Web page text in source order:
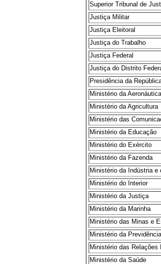
Superior Tribunal de
Justiça Militar
Justiça Eleitoral
Justiça do Trabalho
Justiça Federal
Justiça do Distrito
Presidência da
Ministério da Aeronáutica
Ministério da Agricultura
Ministério das
Ministério da Educação
Ministério do Exército
Ministério da Fazenda
Ministério da Indústria e
Ministério do Interior
Ministério da Justiça
Ministério da Marinha
Ministério das Minas e
Ministério da
Ministério das Relações
Ministério da Saúde